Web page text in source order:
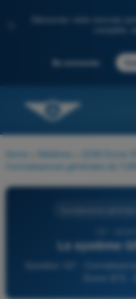
Découvrez notre nouveau
Se connecter
Home Matières QCM Drone
Connaissances générales de l’UAS
Le système